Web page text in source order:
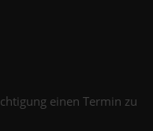
einen Termin zu